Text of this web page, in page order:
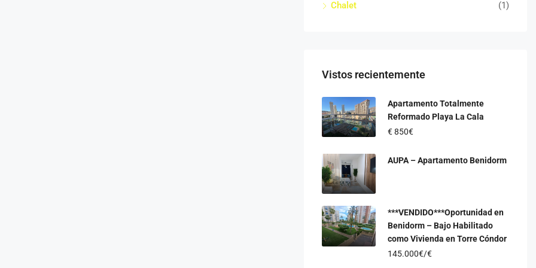
Chalet (1)
Vistos recientemente
Apartamento Totalmente
Reformado Playa La Cala
€850€
AUPA – Apartamento Benidorm
***VENDIDO***Oportunidad en
Benidorm – Bajo Habilitado
como Vivienda en Torre Cóndor
145.000€/€